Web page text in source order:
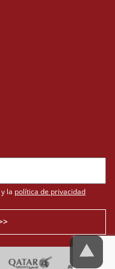
y la política de privacidad